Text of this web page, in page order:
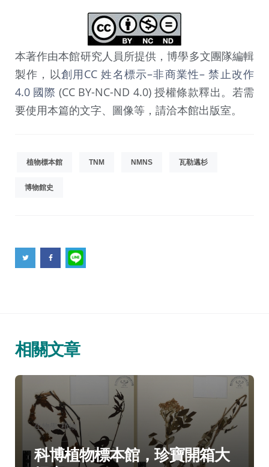
本著作由本館研究人員所提供，博學多文團隊編輯
製作，以創用CC 姓名標示–非商業性– 禁止改作
4.0 國際 (CC BY-NC-ND 4.0) 授權條款釋出。若需
要使用本篇的文字、圖像等，請洽本館出版室。
植物標本館 TNM NMNS 瓦勒邁杉
博物館史
相關文章
分
類：
生物學 植物
科博植物標本館，珍寶開箱大